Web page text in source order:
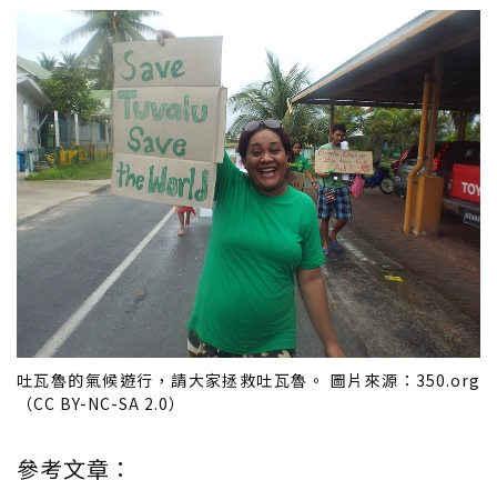
吐瓦魯的氣候遊行，請大家拯救吐瓦魯。 圖片來源：350.org
（CC BY-NC-SA 2.0）
參考文章：